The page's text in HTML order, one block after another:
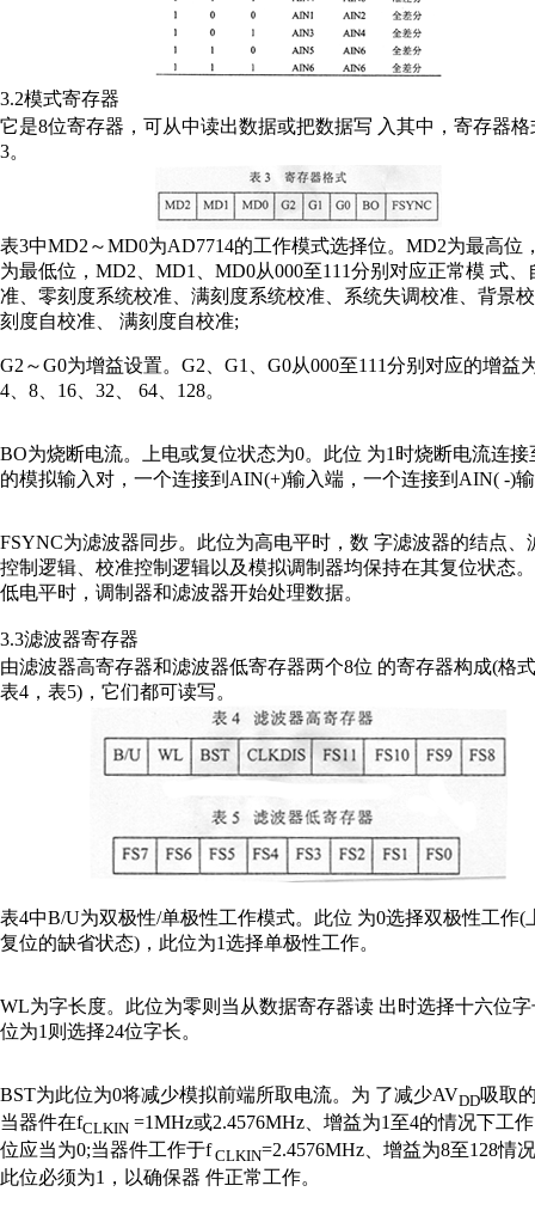
3.2模式寄存器
它是8位寄存器，可从中读出数据或把数据写 入其中，寄存器格
3。
表3中MD2～MD0为AD7714的工作模式选择位。MD2为最高位
为最低位，MD2、MD1、MD0从000至111分别对应正常模 式、
准、零刻度系统校准、满刻度系统校准、系统失调校准、背景
刻度自校准、 满刻度自校准;
G2～G0为增益设置。G2、G1、G0从000至111分别对应的增益
4、8、16、32、 64、128。
BO为烧断电流。上电或复位状态为0。此位 为1时烧断电流连接
的模拟输入对，一个连接到AIN(+)输入端，一个连接到AIN( -)
FSYNC为滤波器同步。此位为高电平时，数 字滤波器的结点、
控制逻辑、校准控制逻辑以及模拟调制器均保持在其复位状态
低电平时，调制器和滤波器开始处理数据。
3.3滤波器寄存器
由滤波器高寄存器和滤波器低寄存器两个8位 的寄存器构成(格
表4，表5)，它们都可读写。
表4中B/U为双极性/单极性工作模式。此位 为0选择双极性工作(
复位的缺省状态)，此位为1选择单极性工作。
WL为字长度。此位为零则当从数据寄存器读 出时选择十六位
位为1则选择24位字长。
BST为此位为0将减少模拟前端所取电流。为 了减少AVDD吸取
当器件在fCLKIN =1MHz或2.4576MHz、增益为1至4的情况下工
位应当为0;当器件工作于f CLKIN=2.4576MHz、增益为8至128情
此位必须为1，以确保器 件正常工作。